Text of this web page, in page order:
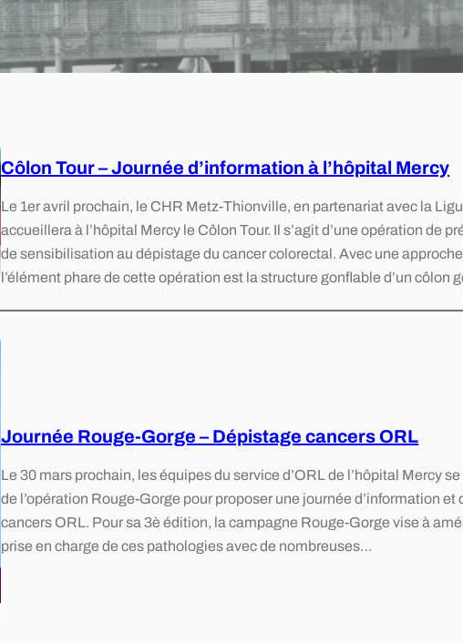
Côlon Tour – Journée d’information à l’hôpital Mercy
Le 1er avril prochain, le CHR Metz-Thionville, en partenariat avec la
accueillera à l’hôpital Mercy le Côlon Tour. Il s’agit d’une opération de
de sensibilisation au dépistage du cancer colorectal. Avec une
l’élément phare de cette opération est la structure gonflable d’un côlon
Journée Rouge-Gorge – Dépistage cancers ORL
Le 30 mars prochain, les équipes du service d’ORL de l’hôpital Mercy
de l’opération Rouge-Gorge pour proposer une journée d’information
cancers ORL. Pour sa 3è édition, la campagne Rouge-Gorge vise à
prise en charge de ces pathologies avec de nombreuses…